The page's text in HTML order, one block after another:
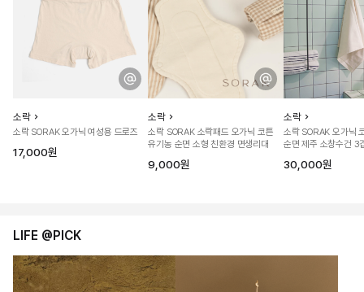
소락
소락 SORAK 오가닉 여성용 드로즈
17,000원
소락
소락 SORAK 소락패드 오가닉 코튼
유기농 순면 소형 친환경 면생리대
9,000원
소락
소락 SORAK 오가닉
순면 제주 소창수건 3
30,000원
LIFE @PICK